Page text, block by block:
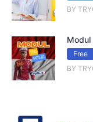
BY
Modul
Free
BY